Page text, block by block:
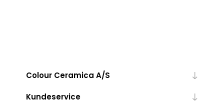
Colour Ceramica A/S
Kundeservice